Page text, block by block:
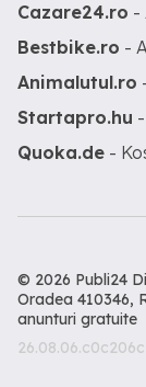
Cazare24.ro -
Bestbike.ro -
Animalutul.ro
Startapro.hu
Quoka.de -
© 2026 Publi24
Oradea 410346,
anunturi gratuite
26.08.06.c0c206c